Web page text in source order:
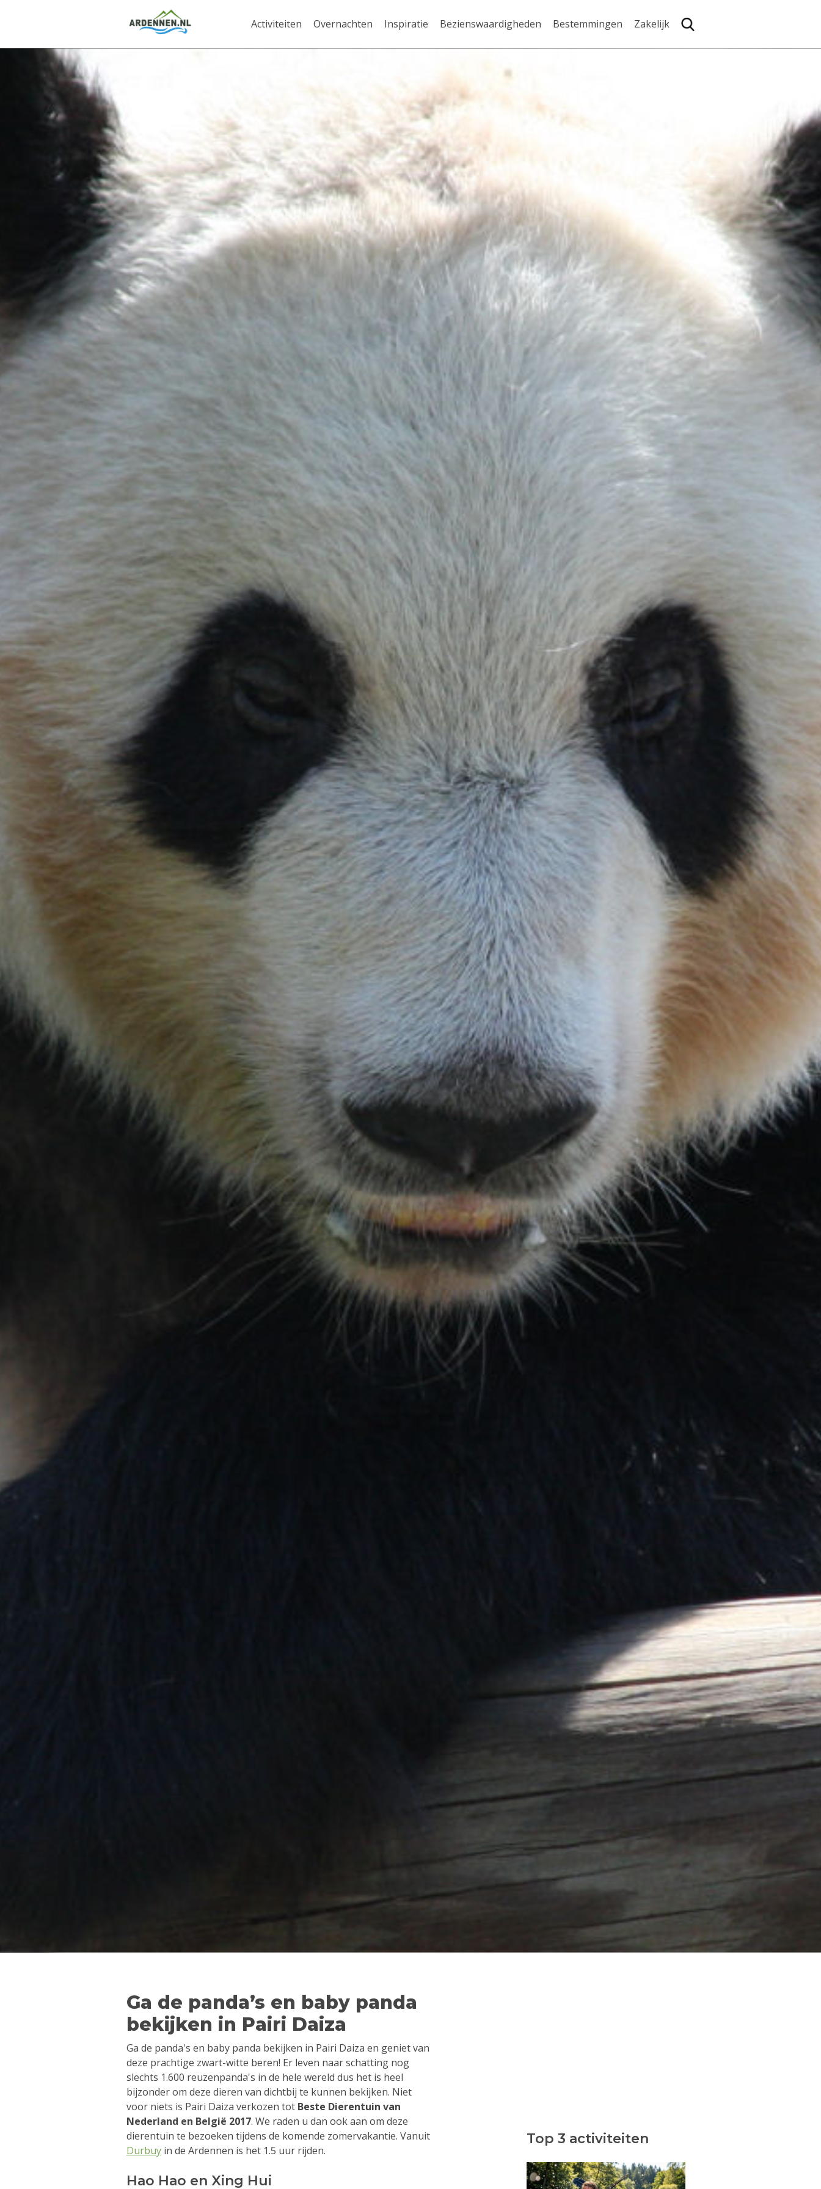
Activiteiten Overnachten Inspiratie Bezienswaardigheden Bestemmingen Zakelijk
Ga de panda’s en baby panda
bekijken in Pairi Daiza
Ga de panda's en baby panda bekijken in Pairi Daiza en geniet van
deze prachtige zwart-witte beren! Er leven naar schatting nog
slechts 1.600 reuzenpanda's in de hele wereld dus het is heel
bijzonder om deze dieren van dichtbij te kunnen bekijken. Niet
voor niets is Pairi Daiza verkozen tot Beste Dierentuin van
Nederland en België 2017. We raden u dan ook aan om deze
dierentuin te bezoeken tijdens de komende zomervakantie. Vanuit
Durbuy in de Ardennen is het 1.5 uur rijden.
Hao Hao en Xing Hui
Top 3 activiteiten